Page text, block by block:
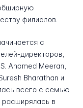
филиалов.
с
директоров,
Ahamed Meeran,
Bharathan и
всего с семью
в